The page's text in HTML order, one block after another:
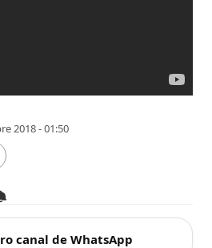
2018 - 01:50
canal de WhatsApp